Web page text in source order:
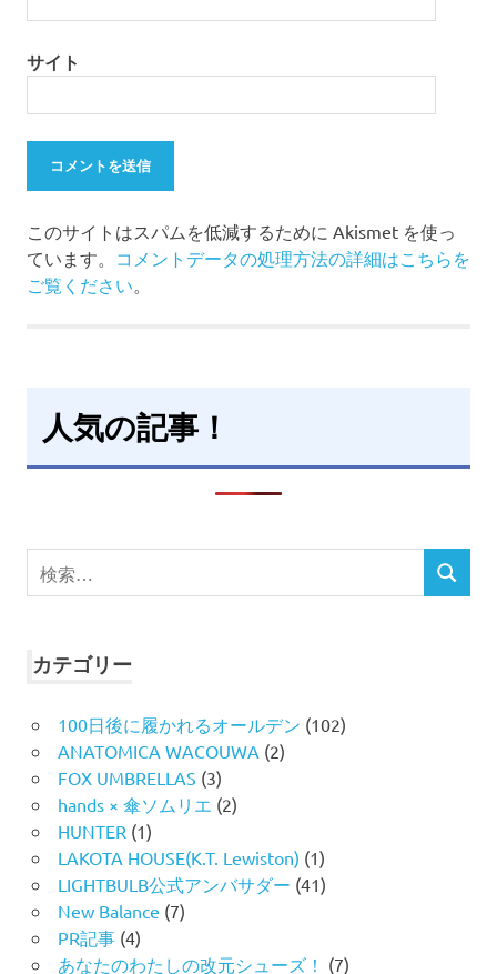
サイト
このサイトはスパムを低減するために Akismet を使っ
ています。 コメントデータの処理方法の詳細はこちらを
ご覧ください。
人気の記事！
検
索
検
カテゴリー
100日後に履かれるオールデン (102)
ANATOMICA WACOUWA (2)
FOX UMBRELLAS (3)
hands × 傘ソムリエ (2)
HUNTER (1)
LAKOTA HOUSE(K.T. Lewiston) (1)
LIGHTBULB公式アンバサダー (41)
New Balance (7)
PR記事(4)
あなたのわたしの改元シューズ！ (7)